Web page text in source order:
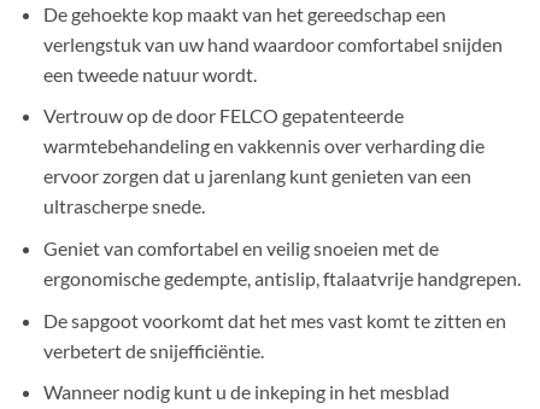
De gehoekte kop maakt van het gereedschap een
verlengstuk van uw hand waardoor comfortabel snijden
een tweede natuur wordt.
Vertrouw op de door FELCO gepatenteerde
warmtebehandeling en vakkennis over verharding die
ervoor zorgen dat u jarenlang kunt genieten van een
ultrascherpe snede.
Geniet van comfortabel en veilig snoeien met de
ergonomische gedempte, antislip, ftalaatvrije handgrepen.
De sapgoot voorkomt dat het mes vast komt te zitten en
verbetert de snijefficiëntie.
Wanneer nodig kunt u de inkeping in het mesblad